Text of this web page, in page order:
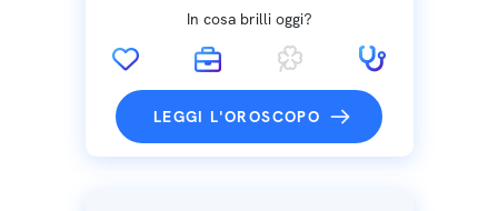
In cosa brilli oggi?
LEGGI L'OROSCOPO